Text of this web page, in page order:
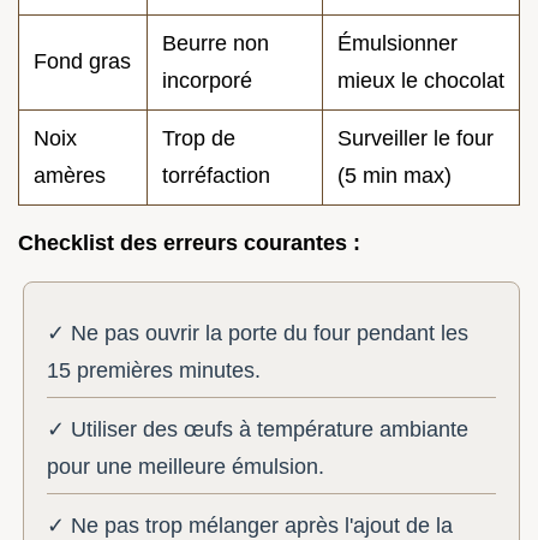
Fond gras
Beurre non
incorporé
Émulsionner
mieux le chocolat
Noix
amères
Trop de
torréfaction
Surveiller le four
(5 min max)
Checklist des erreurs courantes :
✓ Ne pas ouvrir la porte du four pendant les
15 premières minutes.
✓ Utiliser des œufs à température ambiante
pour une meilleure émulsion.
✓ Ne pas trop mélanger après l'ajout de la